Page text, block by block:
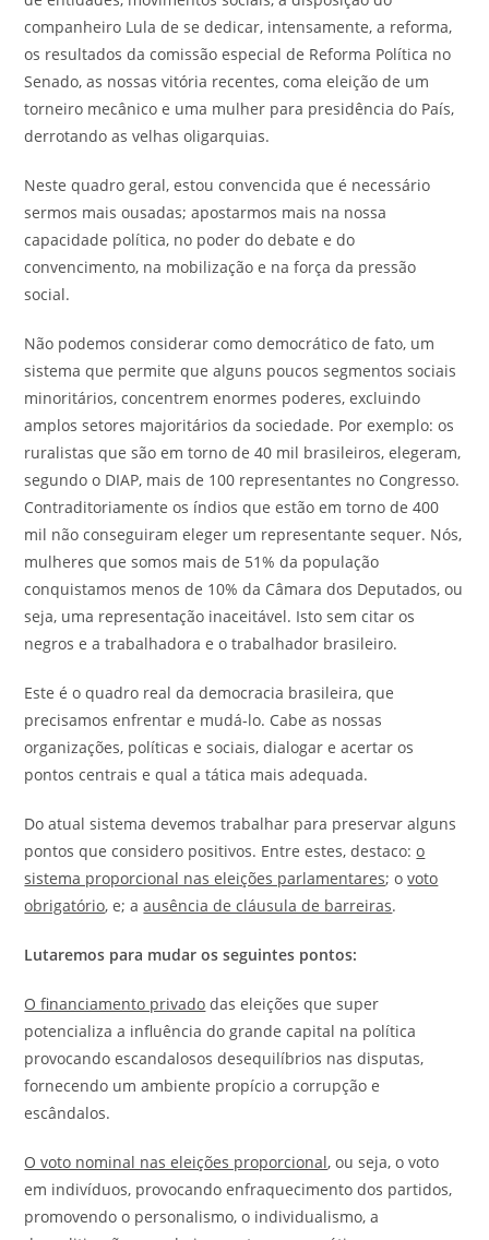
companheiro Lula de se dedicar, intensamente, a reforma,
os resultados da comissão especial de Reforma Política no
Senado, as nossas vitória recentes, coma eleição de um
torneiro mecânico e uma mulher para presidência do País,
derrotando as velhas oligarquias.
Neste quadro geral, estou convencida que é necessário
sermos mais ousadas; apostarmos mais na nossa
capacidade política, no poder do debate e do
convencimento, na mobilização e na força da pressão
social.
Não podemos considerar como democrático de fato, um
sistema que permite que alguns poucos segmentos sociais
minoritários, concentrem enormes poderes, excluindo
amplos setores majoritários da sociedade. Por exemplo: os
ruralistas que são em torno de 40 mil brasileiros, elegeram,
segundo o DIAP, mais de 100 representantes no Congresso.
Contraditoriamente os índios que estão em torno de 400
mil não conseguiram eleger um representante sequer. Nós,
mulheres que somos mais de 51% da população
conquistamos menos de 10% da Câmara dos Deputados, ou
seja, uma representação inaceitável. Isto sem citar os
negros e a trabalhadora e o trabalhador brasileiro.
Este é o quadro real da democracia brasileira, que
precisamos enfrentar e mudá-lo. Cabe as nossas
organizações, políticas e sociais, dialogar e acertar os
pontos centrais e qual a tática mais adequada.
Do atual sistema devemos trabalhar para preservar alguns
pontos que considero positivos. Entre estes, destaco:o
sistema proporcional nas eleições parlamentares; ovoto
obrigatório, e; aausência de cláusula de barreiras.
Lutaremos para mudar os seguintes pontos:
O financiamento privado das eleições que super
potencializa a influência do grande capital na política
provocando escandalosos desequilíbrios nas disputas,
fornecendo um ambiente propício a corrupção e
escândalos.
O voto nominal nas eleições proporcional, ou seja, o voto
em indivíduos, provocando enfraquecimento dos partidos,
promovendo o personalismo, o individualismo, a